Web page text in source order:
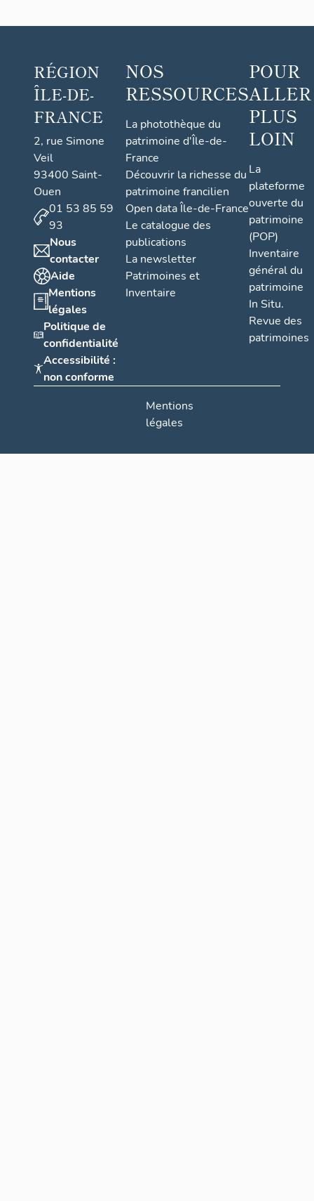
RÉGION
ÎLE-DE-
FRANCE
2, rue Simone
Veil
93400 Saint-
Ouen
01 53 85 59
93
Nous
contacter
Aide
Mentions
légales
Politique de
confidentialité
Accessibilité :
non conforme
NOS
RESSOURCES
La photothèque du
patrimoine d'Île-de-
France
Découvrir la richesse du
patrimoine francilien
Open data Île-de-France
Le catalogue des
publications
La newsletter
Patrimoines et
Inventaire
POUR
ALLER
PLUS
LOIN
La
plateforme
ouverte du
patrimoine
(POP)
Inventaire
général du
patrimoine
In Situ.
Revue des
patrimoines
Mentions
légales